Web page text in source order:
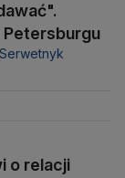
Petersburgu
o relacji